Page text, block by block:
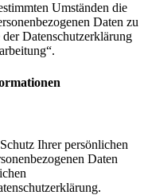
Umständen die
Daten zu
Datenschutzerklärung
Ihrer persönlichen
Daten